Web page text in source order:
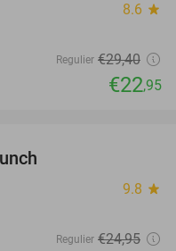
8.6 star
Regulier €29,40
€22,95
9.8 star
Regulier €24,95